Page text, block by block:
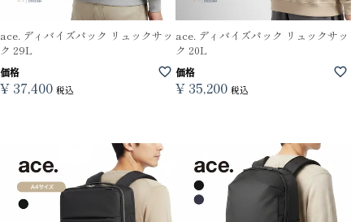
ace. ディバイズパック リュックサッ
ク 29L
価格
¥ 37,400 税込
ace. ディバイズパック リュックサッ
ク 20L
価格
¥ 35,200 税込